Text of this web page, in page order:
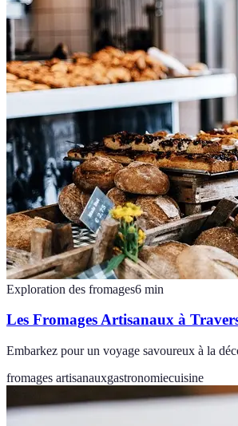
Exploration des fromages6 min
Les Fromages Artisanaux à
Embarkez pour un voyage savoureux à la
fromages artisanauxgastronomiecuisine